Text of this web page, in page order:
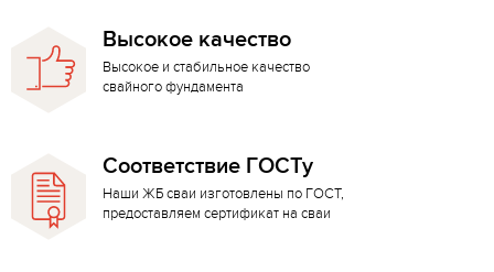
Высокое качество
Высокое и стабильное качество
свайного фундамента
Соответствие ГОСТу
Наши ЖБ сваи изготовлены по ГОСТ,
предоставляем сертификат на сваи